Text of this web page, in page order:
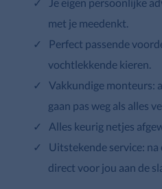
met je meedenkt.
Perfect passende
vochtlekkende kieren.
Vakkundige monteurs:
gaan pas weg als alles
Alles keurig netjes
Uitstekende service: na
direct voor jou aan de